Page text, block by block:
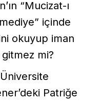
“Mucizat-ı
içinde
okuyup iman
mi?
Üniversite
Patriğe